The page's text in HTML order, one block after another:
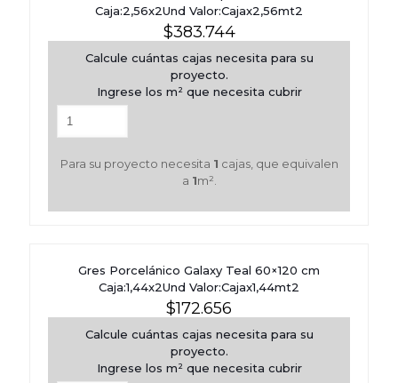
Caja:2,56x2Und Valor:Cajax2,56mt2
$383.744
Calcule cuántas cajas necesita para su
proyecto.
Ingrese los m² que necesita cubrir
Para su proyecto necesita 1 cajas, que equivalen
a 1m².
Gres Porcelánico Galaxy Teal 60×120 cm
Caja:1,44x2Und Valor:Cajax1,44mt2
$172.656
Calcule cuántas cajas necesita para su
proyecto.
Ingrese los m² que necesita cubrir